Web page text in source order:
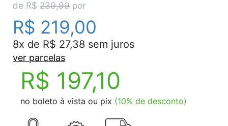
de R$ 239,99 por
R$ 219,00
8x de R$ 27,38 sem juros
ver parcelas
R$ 197,10
no boleto à vista ou pix (10% de desconto)